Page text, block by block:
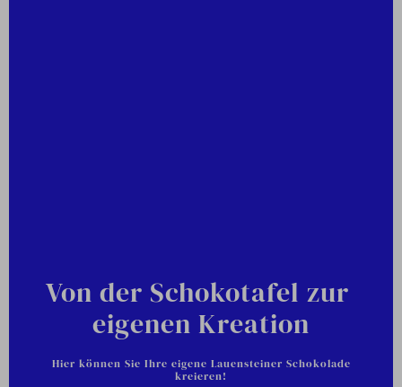
Von der Schokotafel zur
eigenen Kreation
Hier können Sie Ihre eigene Lauensteiner Schokolade
kreieren!